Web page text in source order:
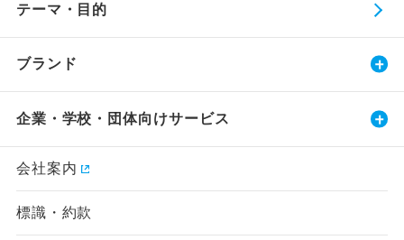
テーマ・目的
ブランド
企業・学校・団体向けサービス
会社案内
標識・約款